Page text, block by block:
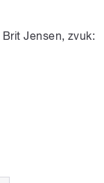
Jensen, zvuk: